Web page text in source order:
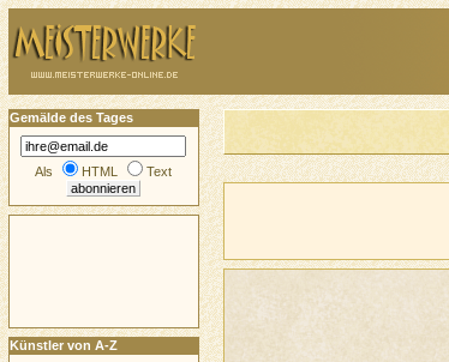
Gemälde des Tages
Als HTML Text
Künstler von A-Z